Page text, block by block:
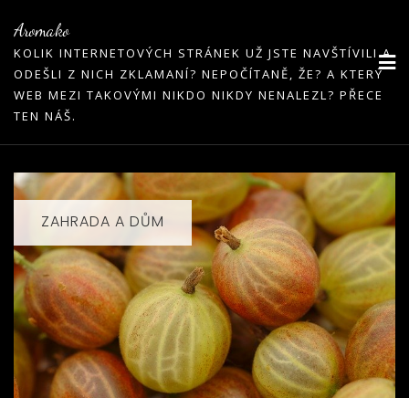
to
content
Aromako
KOLIK INTERNETOVÝCH STRÁNEK UŽ JSTE NAVŠTÍVILI A
ODEŠLI Z NICH ZKLAMANÍ? NEPOČÍTANĚ, ŽE? A KTERÝ
WEB MEZI TAKOVÝMI NIKDO NIKDY NENALEZL? PŘECE
TEN NÁŠ.
ZAHRADA A DŮM